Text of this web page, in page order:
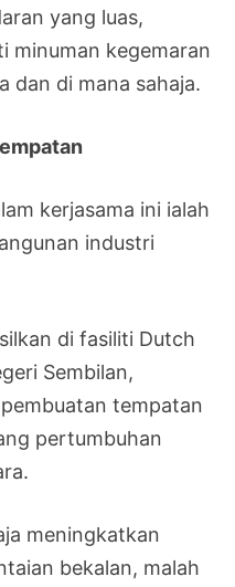
yang luas,
minuman kegemaran
dan di mana sahaja.
kerjasama ini ialah
industri
di fasiliti Dutch
Sembilan,
tempatan
pertumbuhan
meningkatkan
bekalan, malah